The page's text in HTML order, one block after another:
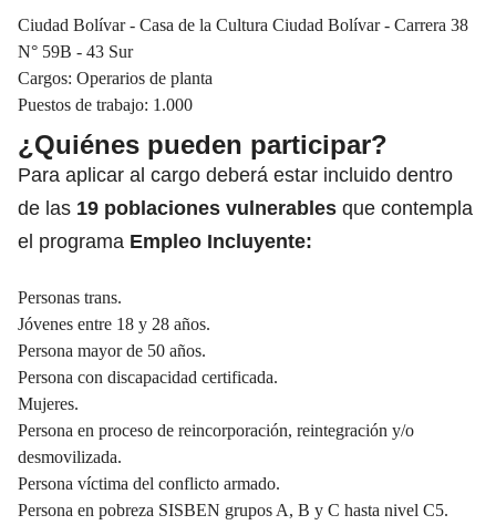
Ciudad Bolívar - Casa de la Cultura Ciudad Bolívar - Carrera 38
N° 59B - 43 Sur
Cargos: Operarios de planta
Puestos de trabajo: 1.000
¿Quiénes pueden participar?
Para aplicar al cargo deberá estar incluido dentro
de las 19 poblaciones vulnerables que contempla
el programa Empleo Incluyente:
Personas trans.
Jóvenes entre 18 y 28 años.
Persona mayor de 50 años.
Persona con discapacidad certificada.
Mujeres.
Persona en proceso de reincorporación, reintegración y/o
desmovilizada.
Persona víctima del conflicto armado.
Persona en pobreza SISBEN grupos A, B y C hasta nivel C5.